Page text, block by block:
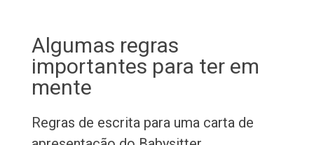
Algumas regras
importantes para ter em
mente
Regras de escrita para uma carta de